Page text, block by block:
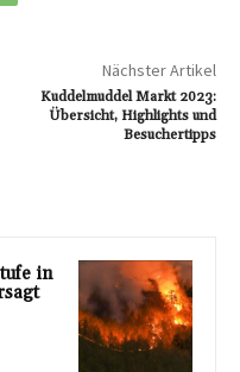
Nächster Artikel
Kuddelmuddel Markt 2023:
Übersicht, Highlights und
Besuchertipps
in